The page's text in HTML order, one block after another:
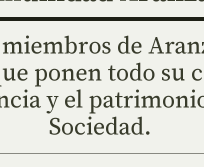
de
ponen todo su
y el
Sociedad.